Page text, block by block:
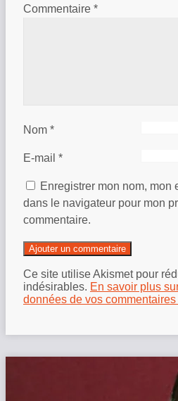
Commentaire *
Nom *
E-mail *
Enregistrer mon nom, mon
dans le navigateur pour mon
commentaire.
Ce site utilise Akismet pour
indésirables. En savoir plus
données de vos